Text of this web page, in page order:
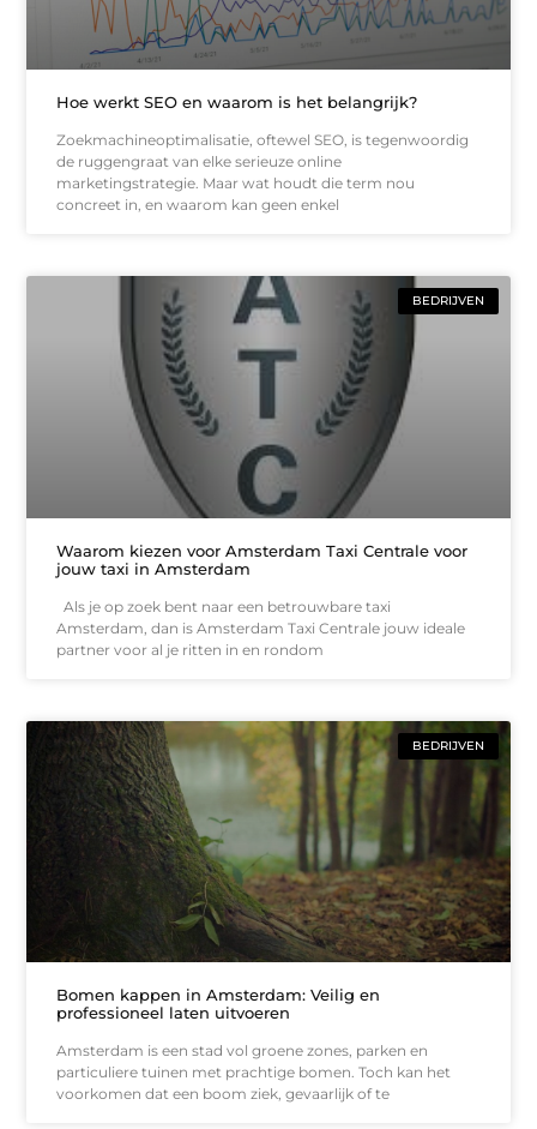
Hoe werkt SEO en waarom is het belangrijk?
Zoekmachineoptimalisatie, oftewel SEO, is tegenwoordig
de ruggengraat van elke serieuze online
marketingstrategie. Maar wat houdt die term nou
concreet in, en waarom kan geen enkel
BEDRIJVEN
Waarom kiezen voor Amsterdam Taxi Centrale voor
jouw taxi in Amsterdam
Als je op zoek bent naar een betrouwbare taxi
Amsterdam, dan is Amsterdam Taxi Centrale jouw ideale
partner voor al je ritten in en rondom
BEDRIJVEN
Bomen kappen in Amsterdam: Veilig en
professioneel laten uitvoeren
Amsterdam is een stad vol groene zones, parken en
particuliere tuinen met prachtige bomen. Toch kan het
voorkomen dat een boom ziek, gevaarlijk of te